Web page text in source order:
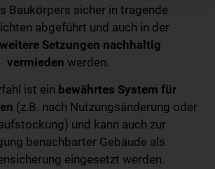
Baukörpers sicher in tragende
abgeführt und auch in der
weitere Setzungen nachhaltig
vermieden werden.
ist ein bewährtes System für
(z.B. nach Nutzungsänderung oder
und kann auch zur
benachbarter Gebäude als
eingesetzt werden.